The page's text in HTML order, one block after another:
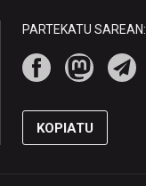
PARTEKATU SAREAN:
KOPIATU